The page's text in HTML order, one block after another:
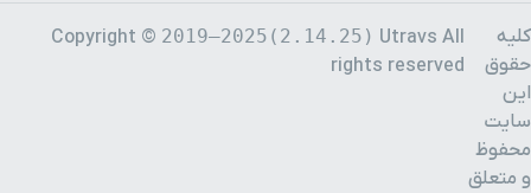
کلیه
حقوق
این
سایت
محفوظ
و متعلق
Copyright © 2019–2025(2.14.25) Utravs All
rights reserved